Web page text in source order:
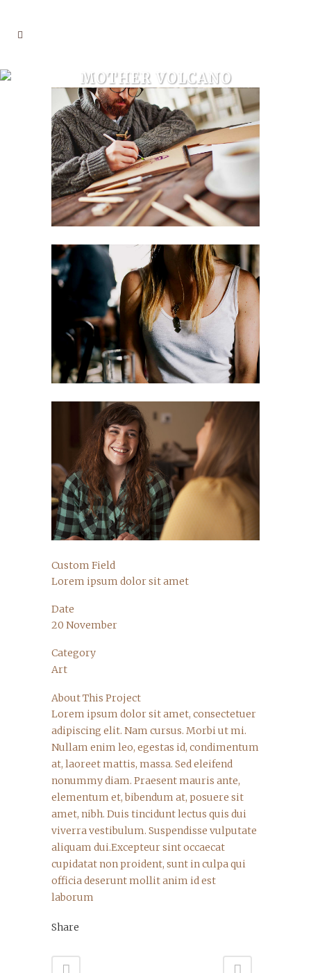
MOTHER VOLCANO
ARTWORK
Custom Field
Lorem ipsum dolor sit amet
Date
20 November
Category
Art
About This Project
Lorem ipsum dolor sit amet, consectetuer
adipiscing elit. Nam cursus. Morbi ut mi.
Nullam enim leo, egestas id, condimentum
at, laoreet mattis, massa. Sed eleifend
nonummy diam. Praesent mauris ante,
elementum et, bibendum at, posuere sit
amet, nibh. Duis tincidunt lectus quis dui
viverra vestibulum. Suspendisse vulputate
aliquam dui.Excepteur sint occaecat
cupidatat non proident, sunt in culpa qui
officia deserunt mollit anim id est
laborum
Share